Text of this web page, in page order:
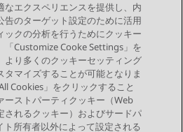
なエクスペリエンスを提供し、内
告のターゲット設定のために活用
ックの分析を行うためにクッキー
「Customize Cooke Settings」を
より多くのクッキーセッティング
マイズすることが可能となりま
Cookies」をクリックすること
ーストパーティクッキー（Web
されるクッキー）およびサードパ
所有者以外によって設定される